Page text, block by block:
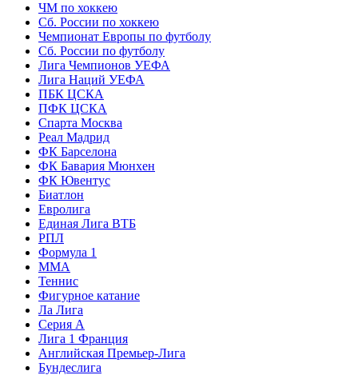
ЧМ по хоккею
Сб. России по хоккею
Чемпионат Европы по футболу
Сб. России по футболу
Лига Чемпионов УЕФА
Лига Наций УЕФА
ПБК ЦСКА
ПФК ЦСКА
Спарта Москва
Реал Мадрид
ФК Барселона
ФК Бавария Мюнхен
ФК Ювентус
Биатлон
Евролига
Единая Лига ВТБ
РПЛ
Формула 1
MMA
Теннис
Фигурное катание
Ла Лига
Серия А
Лига 1 Франция
Английская Премьер-Лига
Бундеслига